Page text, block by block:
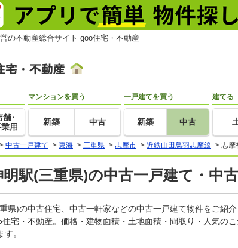
の不動産総合サイト goo住宅・不動産
舗･
用
マンションを買う
新築 中古
一戸建てを買う
新築 中古
建てる
> 中古一戸建て > 東海 > 三重県 > 志摩市 > 近鉄山田鳥羽志摩線 > 志摩
駅(三重県)の中古一戸建て・中
県)の中古住宅、中古一軒家などの中古一戸建て物件をご紹
宅・不動産。価格・建物面積・土地面積・間取り・人気の
。